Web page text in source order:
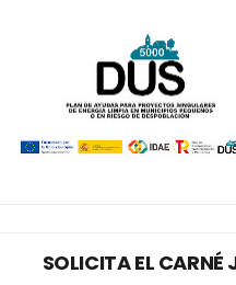
SOLICITA EL CARNÉ